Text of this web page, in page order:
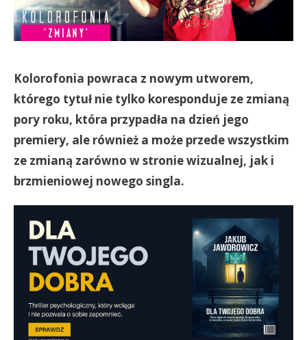
Kolorofonia powraca z nowym utworem,
którego tytuł nie tylko koresponduje ze zmianą
pory roku, która przypadła na dzień jego
premiery, ale również a może przede wszystkim
ze zmianą zarówno w stronie wizualnej, jak i
brzmieniowej nowego singla.